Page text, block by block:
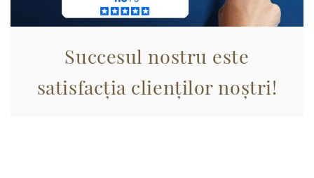
con altre informazioni che ha fornito loro o che hanno
raccolto dal suo utilizzo dei loro servizi.
Succesul nostru este
satisfacția clienților noștri!